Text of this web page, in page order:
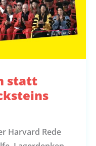
statt
Harvard Rede